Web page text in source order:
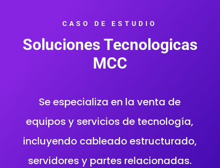
CASO DE ESTUDIO
Soluciones Tecnologicas
MCC
Se especializa en la venta de
equipos y servicios de tecnología,
incluyendo cableado estructurado,
servidores y partes relacionadas.